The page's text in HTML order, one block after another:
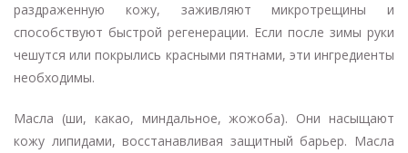
раздраженную кожу, заживляют микротрещины и
способствуют быстрой регенерации. Если после зимы руки
чешутся или покрылись красными пятнами, эти ингредиенты
необходимы.
Масла (ши, какао, миндальное, жожоба). Они насыщают
кожу липидами, восстанавливая защитный барьер. Масла